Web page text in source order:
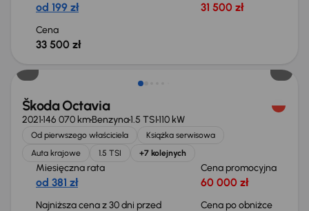
od 199 zł 31 500 zł
Cena
33 500 zł
Taniej o 1 000 zł
Škoda Octavia
2021146 070 kmBenzyna1.5 TSI110 kW
Od pierwszego właściciela
Książka serwisowa
Auta krajowe
1.5 TSI +7 kolejnych
Miesięczna rata
od 381 zł
Cena promocyjna
60 000 zł
Najniższa cena z 30 dni przed
Cena po obniżce